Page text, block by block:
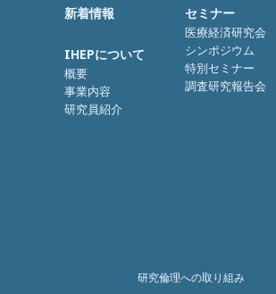
新着情報
IHEPについて
概要
事業内容
研究員紹介
セミナー
医療経済研究会
シンポジウム
特別セミナー
調査研究報告会
研究倫理への取り組み